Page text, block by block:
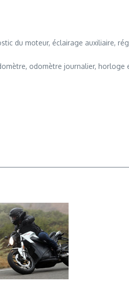
du moteur, éclairage auxiliaire,
odomètre journalier,